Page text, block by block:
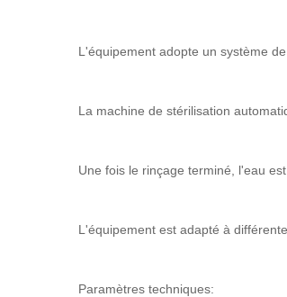
L'équipement adopte un système
La machine de stérilisation
Une fois le rinçage terminé, l'eau
L'équipement est adapté à
Paramètres techniques: